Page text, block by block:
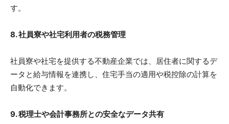
す。
8. 社員寮や社宅利用者の税務管理
社員寮や社宅を提供する不動産企業では、居住者に関するデ
ータと給与情報を連携し、住宅手当の適用や税控除の計算を
自動化できます。
9. 税理士や会計事務所との安全なデータ共有